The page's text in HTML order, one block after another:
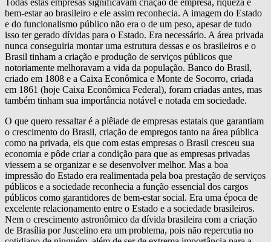
bem-estar ao brasileiro e ele assim reconhecia. A imagem do Estado
e do funcionalismo público não era o de um peso, apesar de tudo
isso ter gerado dívidas para o Estado. Era necessário. A área privada
nunca conseguiria montar uma estrutura dessas e os brasileiros e o
Brasil tinham a criação e produção de serviços públicos que
notoriamente melhoravam a vida da população. Banco do Brasil,
criado em 1808 e a Caixa Econômica e Monte de Socorro, criada
em 1861 (hoje Caixa Econômica Federal), foram criadas antes, mas
também tinham sua importância notável e notada em sociedade.
O que quero ressaltar é a plêiade de empresas estatais que garantiam
o crescimento do Brasil, criação de empregos tanto na área pública
como na privada, eis que com estas empresas o Brasil cresceu sua
economia e pôde criar a condição para que as empresas privadas
viessem a se organizar e se desenvolver melhor. Mas a boa
impressão do Estado era realimentada pela boa prestação de serviços
públicos e a sociedade reconhecia a função essencial dos cargos
públicos como garantidores de bem-estar social. Era uma época de
excelente relacionamento entre o Estado e a sociedade brasileiros.
Nem o crescimento astronômico da dívida brasileira com a criação
de Brasília por Juscelino era um problema, pois não repercutia no